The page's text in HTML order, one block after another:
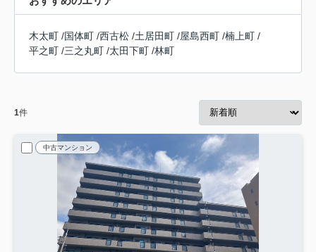
木太町 /国体町 /西古松 /土居田町 /屋島西町 /楠上町 /
平之町 /三之丸町 /太田下町 /林町
1件
中古マンション